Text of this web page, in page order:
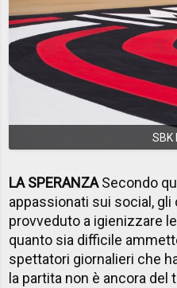
SBK
LA SPERANZASecondo
appassionati sui social,
provveduto a igienizzare
quanto sia difficile
spettatori giornalieri che
la partita non è ancora del